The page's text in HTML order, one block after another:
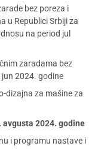
bez poreza i
u Republici Srbiji za
na period jul
zaradama bez
2024. godine
dizajna za mašine za
avgusta 2024. godine
i programu nastave i